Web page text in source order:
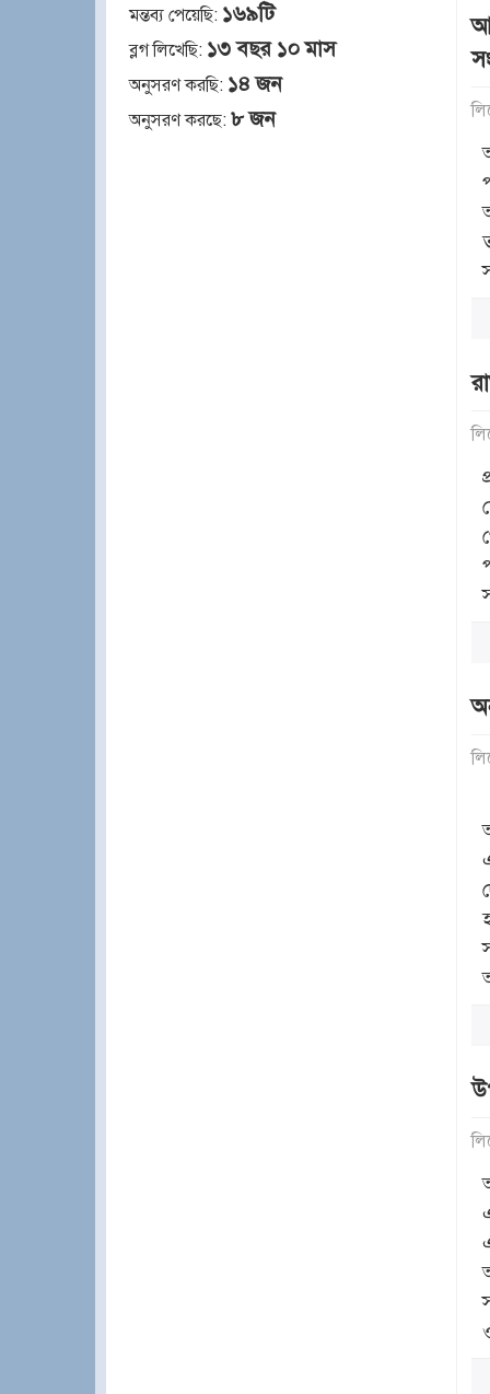
মন্তব্য পেয়েছি: ১৬৯টি
ব্লগ লিখেছি: ১৩ বছর ১০ মাস
অনুসরণ করছি: ১৪ জন
অনুসরণ করছে: ৮ জন